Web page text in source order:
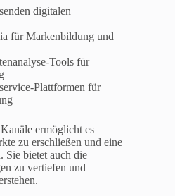
digitalen
für Markenbildung und
Tools für
Plattformen für
ermöglicht es
zu erschließen und eine
Sie bietet auch die
zu vertiefen und